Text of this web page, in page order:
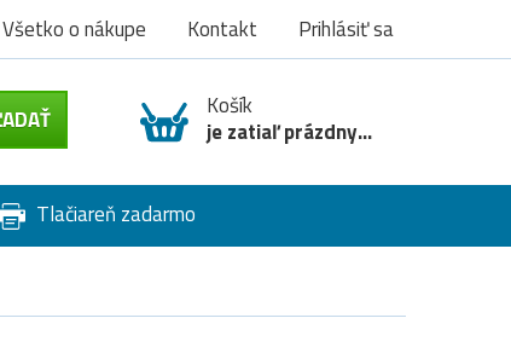
Všetko o nákupe Kontakt Prihlásiť sa
Košík
je zatiaľ prázdny...
Tlačiareň zadarmo